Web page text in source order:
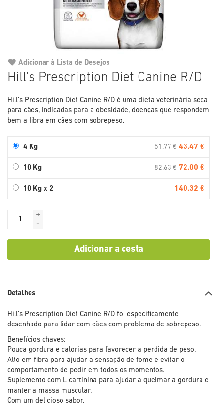
Hill's Prescription Diet Canine R/D
Hill's Prescription Diet Canine R/D é uma dieta veterinária seca
para cães, indicadas para a obesidade, doenças que respondem
bem a fibra em cães com sobrepeso.
4 Kg 51.77 € 43.47 €
10 Kg 82.63 € 72.00 €
10 Kg x 2 140.32 €
+
-
Adicionar a cesta
Adicionar à Lista de Desejos
para
início
da
Galeria
Detalhes
Hill's Prescription Diet Canine R/D foi especificamente
desenhado para lidar com cães com problema de sobrepeso.
Benefícios chaves:
Pouca gordura e calorias para favorecer a perdida de peso.
Alto em fibra para ajudar a sensação de fome e evitar o
comportamento de pedir em todos os momentos.
Suplemento com L cartinina para ajudar a queimar a gordura e
manter a massa muscular.
Com um delicioso sabor.